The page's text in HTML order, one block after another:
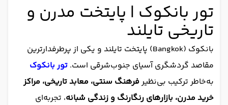
تور بانکوک | پایتخت مدرن و
تاریخی تایلند
بانکوک (Bangkok) پایتخت تایلند و یکی از پرطرفدارترین
مقاصد گردشگری آسیای جنوب‌شرقی است. تور بانکوک
به‌خاطر ترکیب بی‌نظیرفرهنگ سنتی، معابد تاریخی، مراکز
خرید مدرن، بازارهای رنگارنگ و زندگی شبانه، تجربه‌ای